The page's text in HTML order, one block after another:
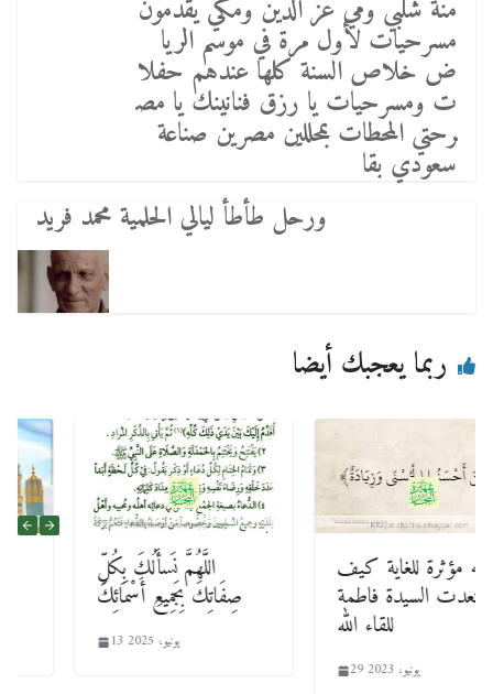
منة شلبي ومي عز الدين ومكي يقدمون
مسرحيات لأول مرة في موسم الريا
ض خلاص السنة كلها عندهم حفلا
ت ومسرحيات يا رزق فنانينك يا مص
رحتي المحطات بمحللين مصرين صناعة
سعودي بقا
ورحل طأطأ ليالي الحلمية محمد فريد
ربما يعجبك أيضا
اللَّهُمَّ نَسأَلُكَ بِكُلِّ
صِفَاتِكَ بِجَمِيعِ أَسْمَائِكَ
13 يونيو، 2025
قصه مؤثرة للغاية كيف
استعدت السيدة فاطمة
للقاء الله
29 يونيو، 2023